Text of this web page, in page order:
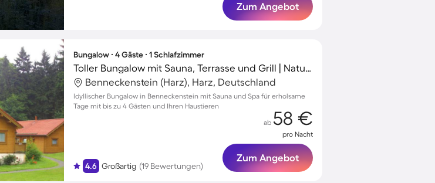
Zum Angebot
Bungalow ∙ 4 Gäste ∙ 1 Schlafzimmer
Toller Bungalow mit Sauna, Terrasse und Grill | Naturblick | Haustierfreundlich
Benneckenstein (Harz), Harz, Deutschland
Idyllischer Bungalow in Benneckenstein mit Sauna und Spa für erholsame
Tage mit bis zu 4 Gästen und Ihren Haustieren
4.6 Großartig (19 Bewertungen)
ab 58 €
pro Nacht
Zum Angebot